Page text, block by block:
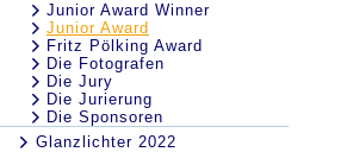
Junior Award Winner
Junior Award
Fritz Pölking Award
Die Fotografen
Die Jury
Die Jurierung
Die Sponsoren
Glanzlichter 2022